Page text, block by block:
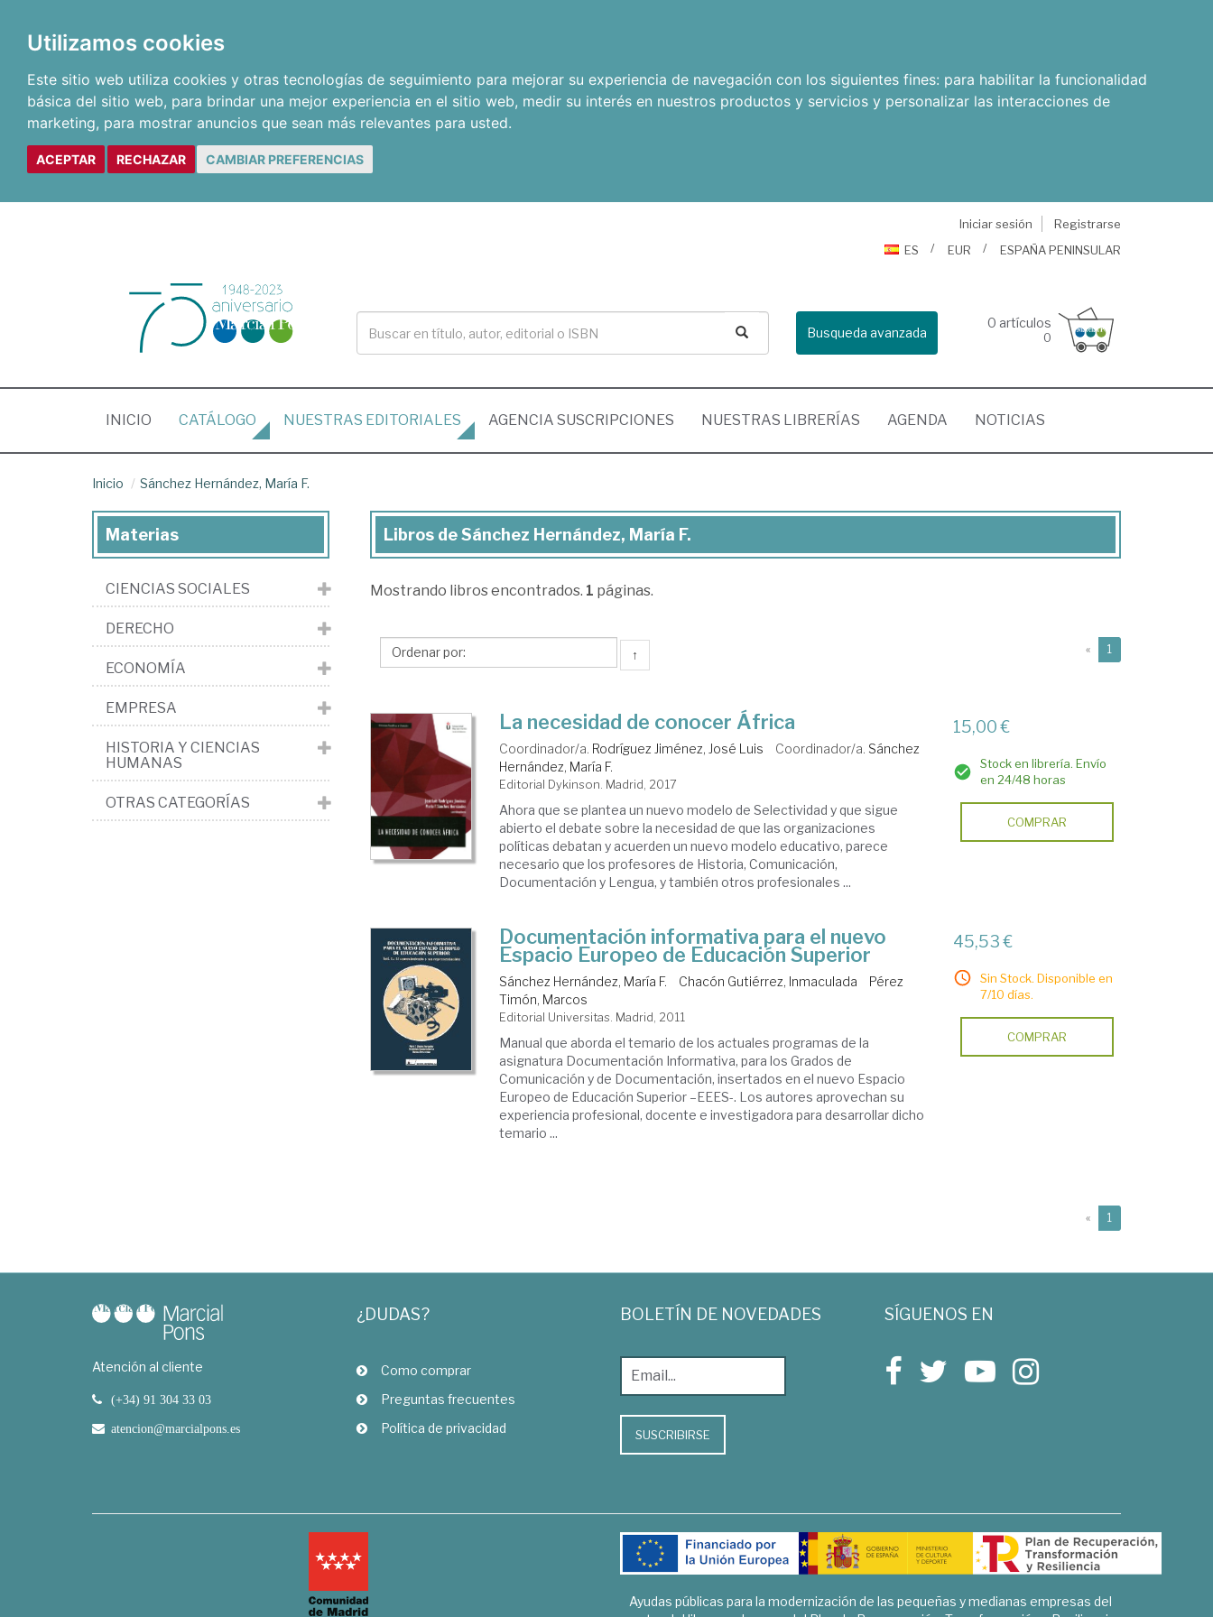
Utilizamos cookies
Este sitio web utiliza cookies y otras tecnologías de seguimiento para mejorar su experiencia de navegación con los siguientes fines: para habilitar la funcionalidad
básica del sitio web, para brindar una mejor experiencia en el sitio web, medir su interés en nuestros productos y servicios y personalizar las interacciones de
marketing, para mostrar anuncios que sean más relevantes para usted.
ACEPTAR RECHAZAR CAMBIAR PREFERENCIAS
Iniciar sesión
Registrarse
ES
EUR ESPAÑA PENINSULAR
Busqueda avanzada
0 artículos
0
INICIO (CURRENT)
CATÁLOGO NUESTRAS EDITORIALES AGENCIA SUSCRIPCIONES NUESTRAS LIBRERÍAS AGENDA NOTICIAS
Inicio Sánchez Hernández, María F.
Libros
Sánchez
María
Libros de Sánchez Hernández, María F.
Mostrando libros encontrados. 1 páginas.
↑ « 1
La necesidad de conocer África
Coordinador/a. Rodríguez Jiménez, José Luis Coordinador/a. Sánchez
Hernández, María F.
Editorial Dykinson. Madrid, 2017
Ahora que se plantea un nuevo modelo de Selectividad y que sigue
abierto el debate sobre la necesidad de que las organizaciones
políticas debatan y acuerden un nuevo modelo educativo, parece
necesario que los profesores de Historia, Comunicación,
Documentación y Lengua, y también otros profesionales ...
15,00 €
Stock en librería. Envío
en 24/48 horas
COMPRAR
Documentación informativa para el nuevo
Espacio Europeo de Educación Superior
Sánchez Hernández, María F. Chacón Gutiérrez, Inmaculada
Pérez
Timón, Marcos
Editorial Universitas. Madrid, 2011
Manual que aborda el temario de los actuales programas de la
asignatura Documentación Informativa, para los Grados de
Comunicación y de Documentación, insertados en el nuevo Espacio
Europeo de Educación Superior –EEES-. Los autores aprovechan su
experiencia profesional, docente e investigadora para desarrollar dicho
temario ...
45,53 €
Sin Stock. Disponible en
7/10 días.
COMPRAR
« 1
Materias
CIENCIAS SOCIALES
DERECHO
ECONOMÍA
EMPRESA
HISTORIA Y CIENCIAS
HUMANAS
OTRAS CATEGORÍAS
Atención al cliente
(+34) 91 304 33 03
atencion@marcialpons.es
¿DUDAS?
Como comprar
Preguntas frecuentes
Política de privacidad
BOLETÍN DE NOVEDADES
SUSCRIBIRSE
SÍGUENOS EN
Ayudas públicas para la modernización de las pequeñas y medianas empresas del